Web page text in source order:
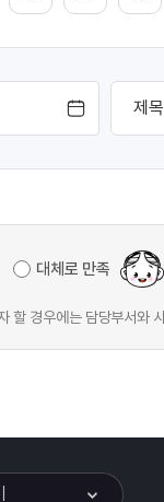
대체로 만족
할 경우에는 담당부서와